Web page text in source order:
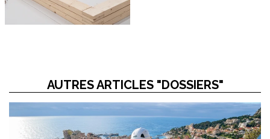
AUTRES ARTICLES "DOSSIERS"